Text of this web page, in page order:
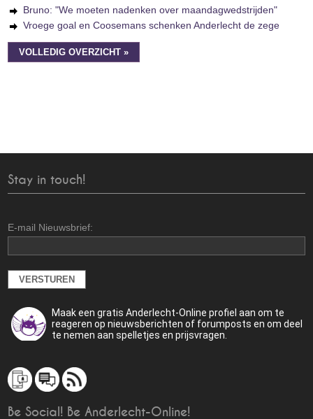
Bruno: "We moeten nadenken over maandagwedstrijden"
Vroege goal en Coosemans schenken Anderlecht de zege
VOLLEDIG OVERZICHT »
Stay in touch!
E-mail Nieuwsbrief:
Maak een gratis Anderlecht-Online profiel aan om te
reageren op nieuwsberichten of forumposts en om deel
te nemen aan spelletjes en prijsvragen.
Be Social! Be Anderlecht-Online!